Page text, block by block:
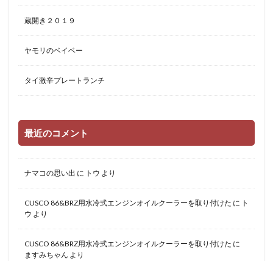
蔵開き２０１９
ヤモリのベイベー
タイ激辛プレートランチ
最近のコメント
ナマコの思い出 に トウ より
CUSCO 86&BRZ用水冷式エンジンオイルクーラーを取り付けた に ト
ウ より
CUSCO 86&BRZ用水冷式エンジンオイルクーラーを取り付けた に
ますみちゃん より